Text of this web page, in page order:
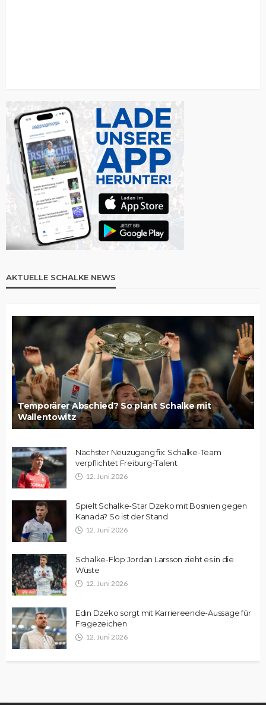
AKTUELLE SCHALKE NEWS
Temporärer Abschied? So plant Schalke mit
Wallentowitz
Nächster Neuzugang fix: Schalke-Team
verpflichtet Freiburg-Talent
12. Juni 2026
Spielt Schalke-Star Dzeko mit Bosnien gegen
Kanada? So ist der Stand
12. Juni 2026
Schalke-Flop Jordan Larsson zieht es in die
Wüste
12. Juni 2026
Edin Dzeko sorgt mit Karriereende-Aussage für
Fragezeichen
12. Juni 2026